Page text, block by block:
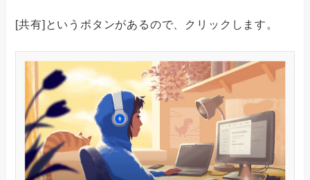
[共有]というボタンがあるので、クリックします。